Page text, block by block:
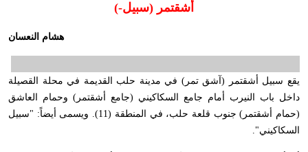
أشقتمر (سبيل-)
هشام النعسان
يقع سبيل أشقتمر (آشق تمر) في مدينة حلب القديمة في محلة القصيلة
داخل باب النيرب أمام جامع السكاكيني (جامع أشقتمر) وحمام العاشق
(حمام أشقتمر) جنوب قلعة حلب، في المنطقة (11). ويسمى أيضاً: "سبيل
السكاكيني".